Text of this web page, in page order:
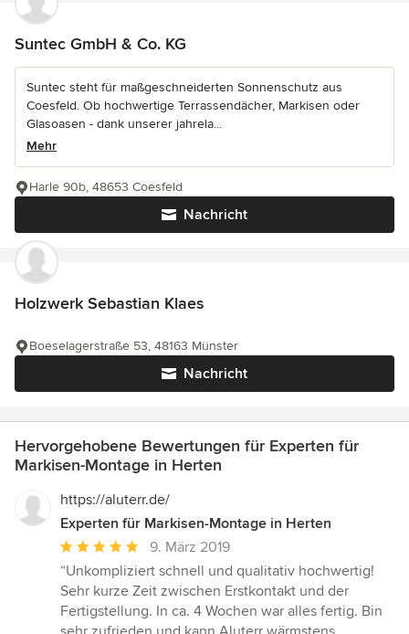
Suntec GmbH & Co. KG
Suntec steht für maßgeschneiderten Sonnenschutz aus
Coesfeld. Ob hochwertige Terrassendächer, Markisen oder
Glasoasen - dank unserer jahrela...
Mehr
Nachricht
Harle 90b, 48653 Coesfeld
Holzwerk Sebastian Klaes
Nachricht
Boeselagerstraße 53, 48163 Münster
Hervorgehobene Bewertungen für Experten für
Markisen-Montage in Herten
https://aluterr.de/
Experten für Markisen-Montage in Herten
Durchschnittliche
Bewertung:
5
von
5
9. März 2019
“Unkompliziert schnell und qualitativ hochwertig!
Sehr kurze Zeit zwischen Erstkontakt und der
Fertigstellung. In ca. 4 Wochen war alles fertig. Bin